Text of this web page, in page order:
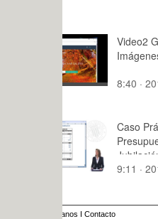
Video2 Galeria de
Imágenes GCD MITSS
8:40 · 2017
Caso Práctico
Presupuesto de la
Jubilación
9:11 · 2011